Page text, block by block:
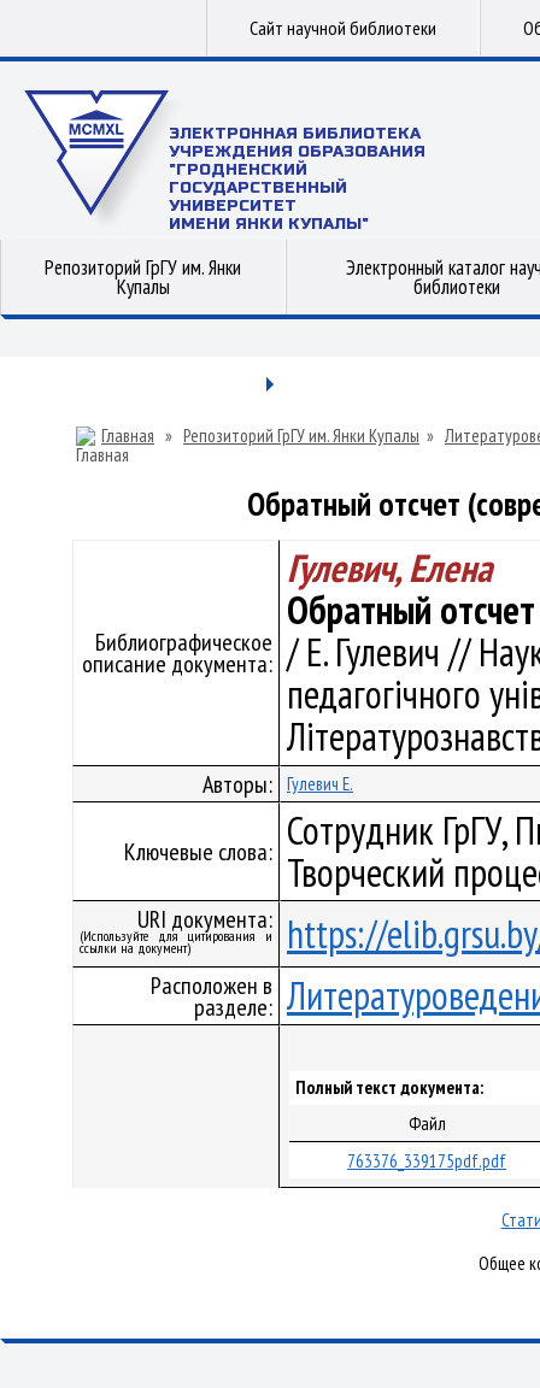
Сайт научной библиотеки
ЭЛЕКТРОННАЯ БИБЛИОТЕКА
УЧРЕЖДЕНИЯ ОБРАЗОВАНИЯ
"ГРОДНЕНСКИЙ
ГОСУДАРСТВЕННЫЙ
УНИВЕРСИТЕТ
ИМЕНИ ЯНКИ КУПАЛЫ"
Репозиторий ГрГУ им. Янки
Купалы
Электронный каталог
библиотеки
Главная » Репозиторий ГрГУ им. Янки Купалы »
Обратный отсчет
Библиографическое
описание документа:
Гулевич, Елена
Обратный
/ Е. Гулевич //
педагогічного
Авторы: Гулевич Е.
Ключевые слова: Сотрудник ГрГУ,
Творческий
URI документа:
(Используйте для цитирования и
ссылки на документ) https://
Расположен в
разделе:
Полный текст документа:
Файл
763376_339175pdf.pdf
Общее